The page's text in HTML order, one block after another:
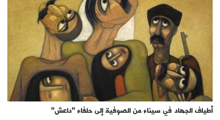
أطياف الجهاد في سيناء من الصوفية إلى حلفاء "داعش"